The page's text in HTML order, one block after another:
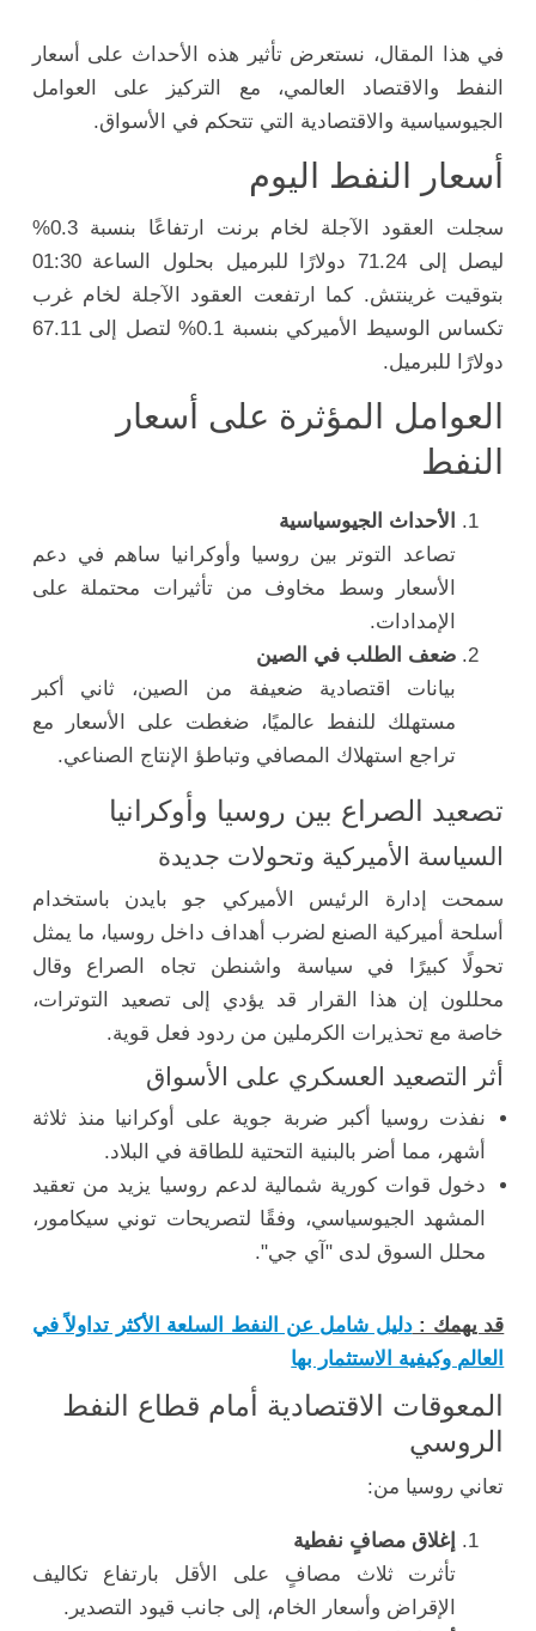
في هذا المقال، نستعرض تأثير هذه الأحداث على أسعار
النفط والاقتصاد العالمي، مع التركيز على العوامل
الجيوسياسية والاقتصادية التي تتحكم في الأسواق.
أسعار النفط اليوم
سجلت العقود الآجلة لخام برنت ارتفاعًا بنسبة 0.3%
ليصل إلى 71.24 دولارًا للبرميل بحلول الساعة 01:30
بتوقيت غرينتش. كما ارتفعت العقود الآجلة لخام غرب
تكساس الوسيط الأميركي بنسبة 0.1% لتصل إلى 67.11
دولارًا للبرميل.
العوامل المؤثرة على أسعار
النفط
الأحداث الجيوسياسية
تصاعد التوتر بين روسيا وأوكرانيا ساهم في دعم
الأسعار وسط مخاوف من تأثيرات محتملة على
الإمدادات.
ضعف الطلب في الصين
بيانات اقتصادية ضعيفة من الصين، ثاني أكبر
مستهلك للنفط عالميًا، ضغطت على الأسعار مع
تراجع استهلاك المصافي وتباطؤ الإنتاج الصناعي.
تصعيد الصراع بين روسيا وأوكرانيا
السياسة الأميركية وتحولات جديدة
سمحت إدارة الرئيس الأميركي جو بايدن باستخدام
أسلحة أميركية الصنع لضرب أهداف داخل روسيا، ما يمثل
تحولًا كبيرًا في سياسة واشنطن تجاه الصراع وقال
محللون إن هذا القرار قد يؤدي إلى تصعيد التوترات،
خاصة مع تحذيرات الكرملين من ردود فعل قوية.
أثر التصعيد العسكري على الأسواق
نفذت روسيا أكبر ضربة جوية على أوكرانيا منذ ثلاثة
أشهر، مما أضر بالبنية التحتية للطاقة في البلاد.
دخول قوات كورية شمالية لدعم روسيا يزيد من تعقيد
المشهد الجيوسياسي، وفقًا لتصريحات توني سيكامور،
محلل السوق لدى "آي جي".
قد يهمك :دليل شامل عن النفط السلعة الأكثر تداولاً في
العالم وكيفية الاستثمار بها
المعوقات الاقتصادية أمام قطاع النفط
الروسي
تعاني روسيا من:
إغلاق مصافٍ نفطية
تأثرت ثلاث مصافٍ على الأقل بارتفاع تكاليف
الإقراض وأسعار الخام، إلى جانب قيود التصدير.